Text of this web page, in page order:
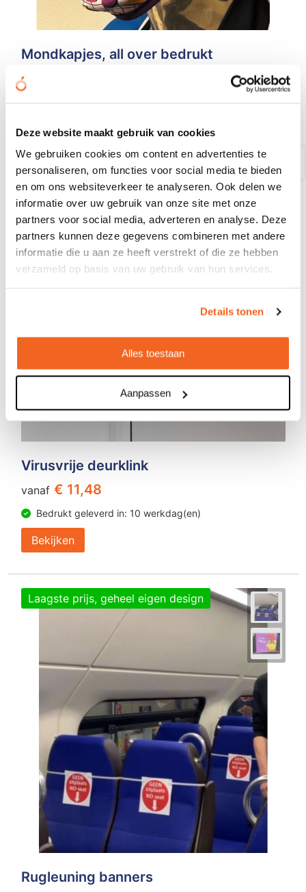
Deze website maakt gebruik van cookies
We gebruiken cookies om content en advertenties te
personaliseren, om functies voor social media te bieden
en om ons websiteverkeer te analyseren. Ook delen we
informatie over uw gebruik van onze site met onze
partners voor social media, adverteren en analyse. Deze
partners kunnen deze gegevens combineren met andere
informatie die u aan ze heeft verstrekt of die ze hebben
verzameld op basis van uw gebruik van hun services.
Details tonen
Alles toestaan
Aanpassen
Mondkapjes, all over bedrukt
vanaf
Bekijken
Safety First
Virusvrije deurklink
vanaf € 11,48
Bedrukt geleverd in: 10 werkdag(en)
Bekijken
Laagste prijs, geheel eigen design
Rugleuning banners